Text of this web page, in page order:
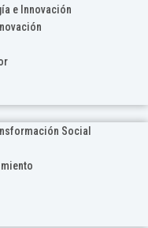
e Innovación
Social